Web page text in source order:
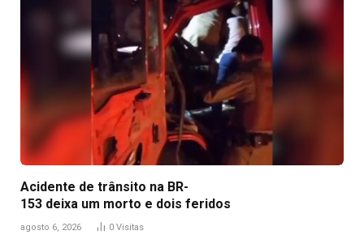
Acidente de trânsito na BR-
153 deixa um morto e dois feridos
agosto 6, 2026 0 Visitas